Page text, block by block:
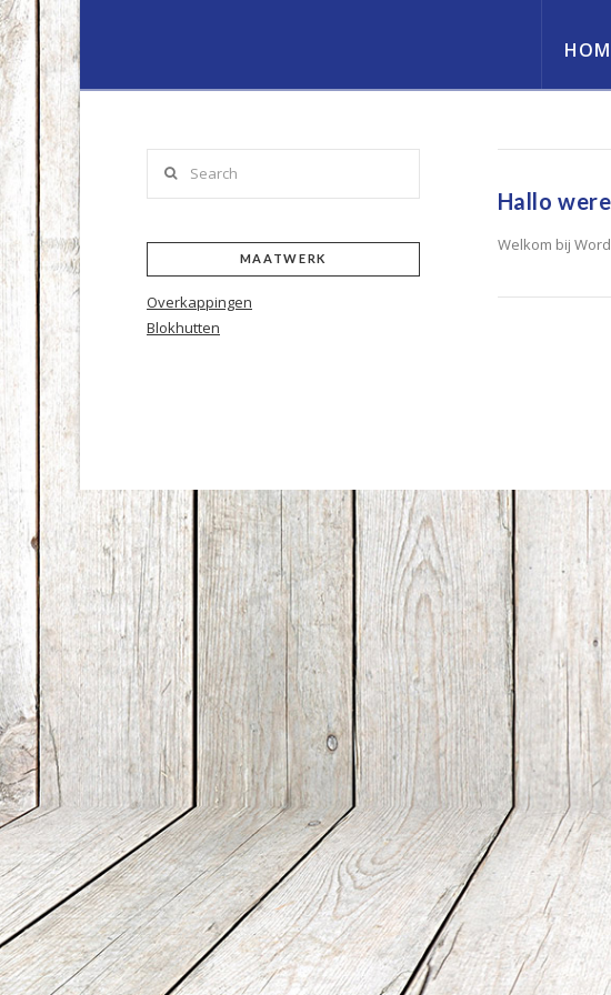
Hout
&
Hallo
Welkom bij
MAATWERK
Overkappingen
Blokhutten